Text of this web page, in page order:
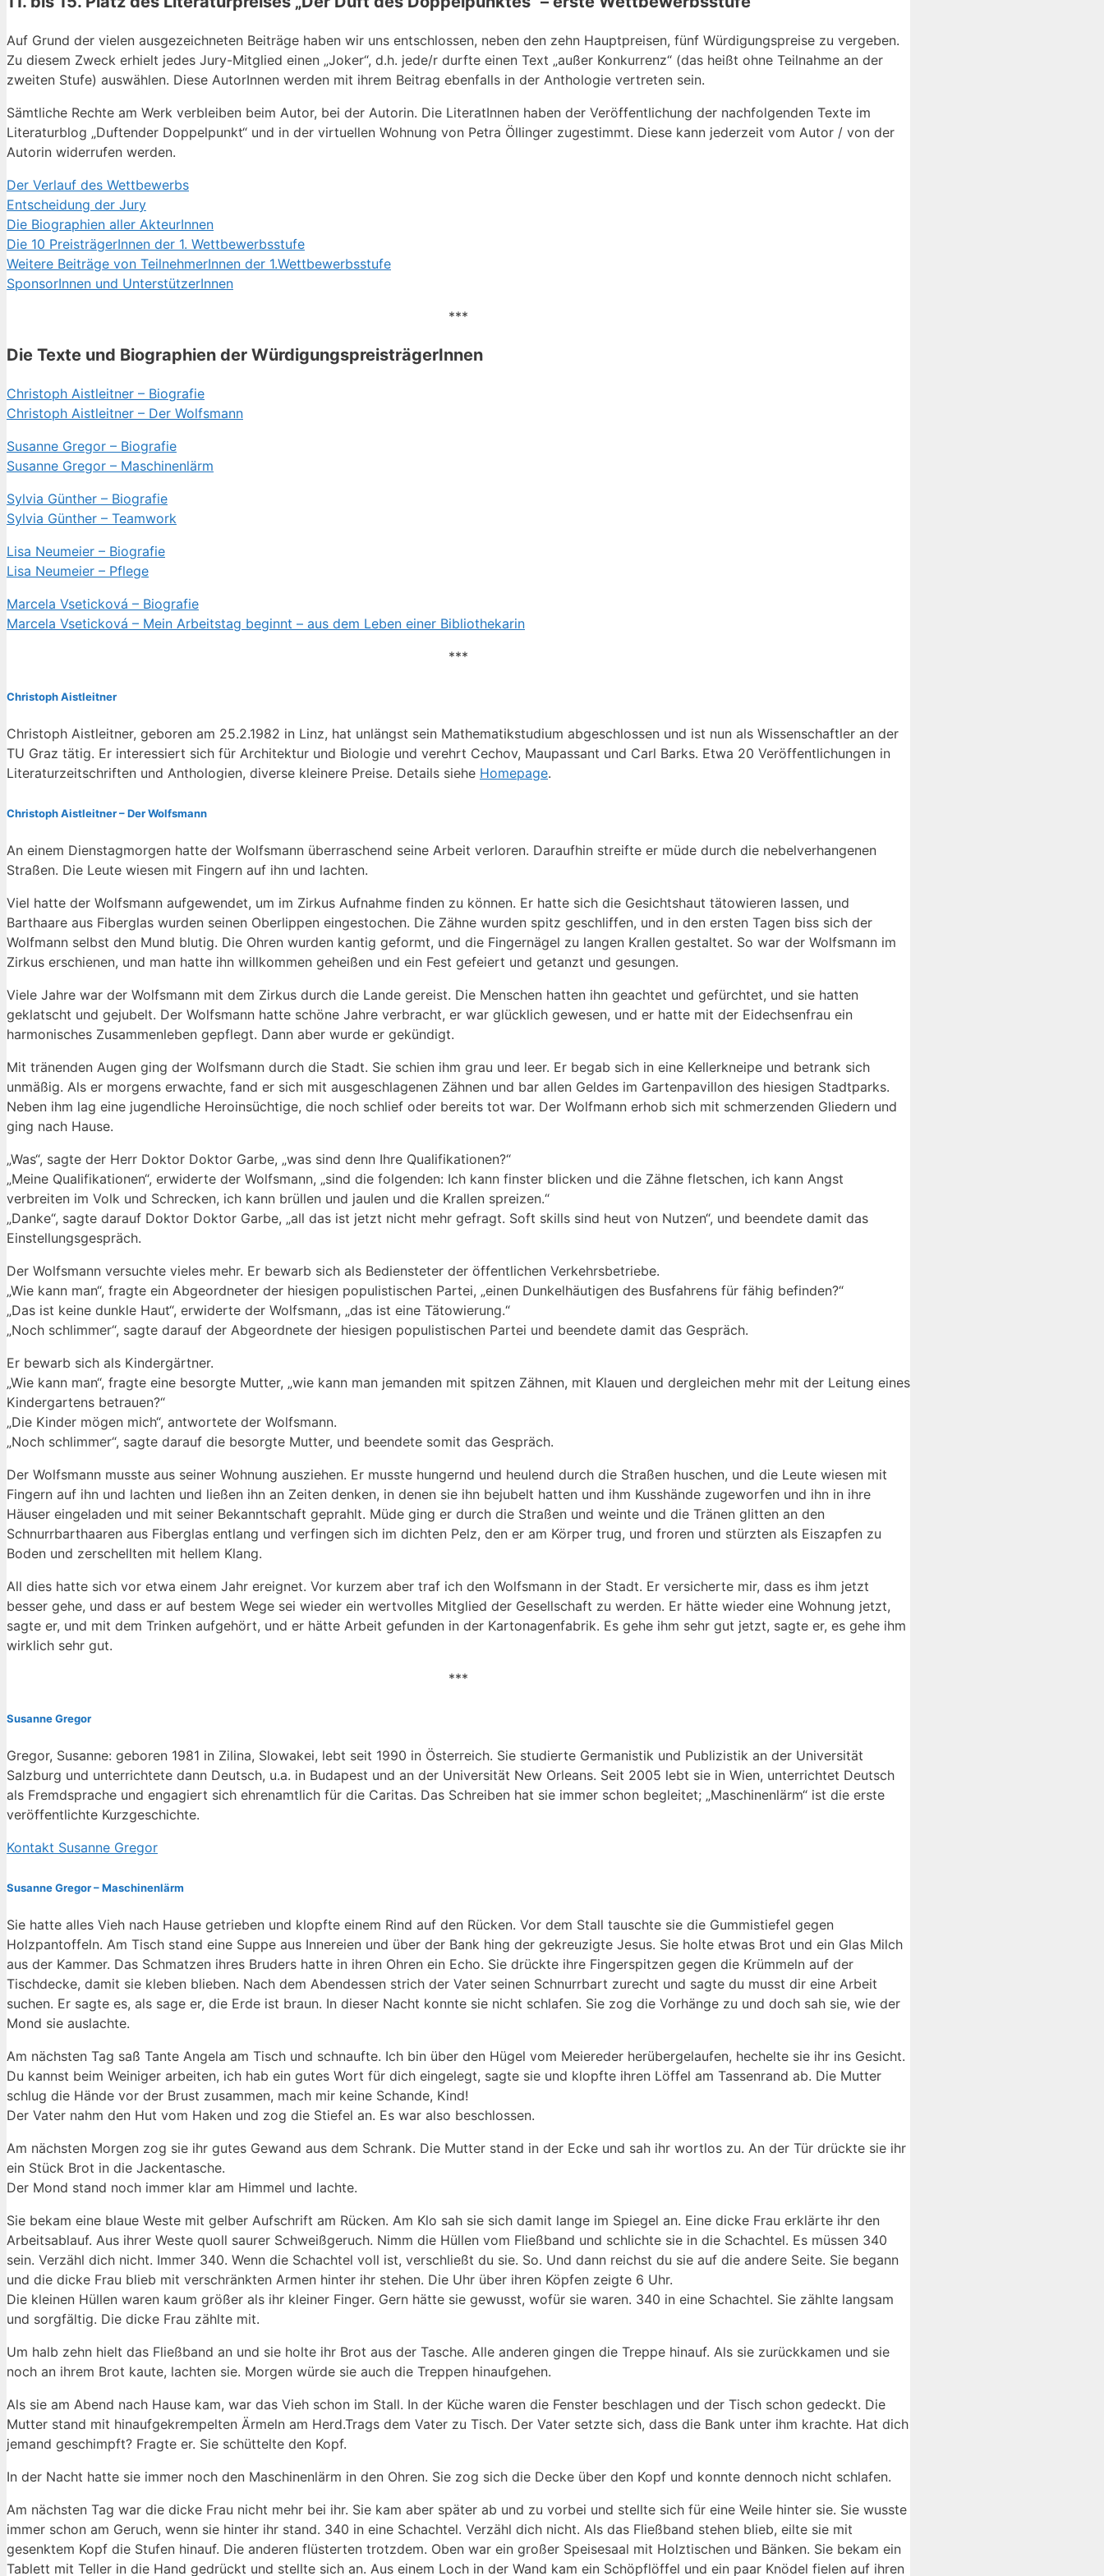
Auf Grund der vielen ausgezeichneten Beiträge haben wir uns entschlossen, neben den zehn Hauptpreisen, fünf Würdigungspreise zu vergeben.
Zu diesem Zweck erhielt jedes Jury-Mitglied einen „Joker“, d.h. jede/r durfte einen Text „außer Konkurrenz“ (das heißt ohne Teilnahme an der
zweiten Stufe) auswählen. Diese AutorInnen werden mit ihrem Beitrag ebenfalls in der Anthologie vertreten sein.
Sämtliche Rechte am Werk verbleiben beim Autor, bei der Autorin. Die LiteratInnen haben der Veröffentlichung der nachfolgenden Texte im
Literaturblog „Duftender Doppelpunkt“ und in der virtuellen Wohnung von Petra Öllinger zugestimmt. Diese kann jederzeit vom Autor / von der
Autorin widerrufen werden.
Der Verlauf des Wettbewerbs
Entscheidung der Jury
Die Biographien aller AkteurInnen
Die 10 PreisträgerInnen der 1. Wettbewerbsstufe
Weitere Beiträge von TeilnehmerInnen der 1.Wettbewerbsstufe
SponsorInnen und UnterstützerInnen
***
Die Texte und Biographien der WürdigungspreisträgerInnen
Christoph Aistleitner – Biografie
Christoph Aistleitner – Der Wolfsmann
Susanne Gregor – Biografie
Susanne Gregor – Maschinenlärm
Sylvia Günther – Biografie
Sylvia Günther – Teamwork
Lisa Neumeier – Biografie
Lisa Neumeier – Pflege
Marcela Vseticková – Biografie
Marcela Vseticková – Mein Arbeitstag beginnt – aus dem Leben einer Bibliothekarin
***
Christoph Aistleitner
Christoph Aistleitner, geboren am 25.2.1982 in Linz, hat unlängst sein Mathematikstudium abgeschlossen und ist nun als Wissenschaftler an der
TU Graz tätig. Er interessiert sich für Architektur und Biologie und verehrt Cechov, Maupassant und Carl Barks. Etwa 20 Veröffentlichungen in
Literaturzeitschriften und Anthologien, diverse kleinere Preise. Details siehe Homepage.
Christoph Aistleitner – Der Wolfsmann
An einem Dienstagmorgen hatte der Wolfsmann überraschend seine Arbeit verloren. Daraufhin streifte er müde durch die nebelverhangenen
Straßen. Die Leute wiesen mit Fingern auf ihn und lachten.
Viel hatte der Wolfsmann aufgewendet, um im Zirkus Aufnahme finden zu können. Er hatte sich die Gesichtshaut tätowieren lassen, und
Barthaare aus Fiberglas wurden seinen Oberlippen eingestochen. Die Zähne wurden spitz geschliffen, und in den ersten Tagen biss sich der
Wolfmann selbst den Mund blutig. Die Ohren wurden kantig geformt, und die Fingernägel zu langen Krallen gestaltet. So war der Wolfsmann im
Zirkus erschienen, und man hatte ihn willkommen geheißen und ein Fest gefeiert und getanzt und gesungen.
Viele Jahre war der Wolfsmann mit dem Zirkus durch die Lande gereist. Die Menschen hatten ihn geachtet und gefürchtet, und sie hatten
geklatscht und gejubelt. Der Wolfsmann hatte schöne Jahre verbracht, er war glücklich gewesen, und er hatte mit der Eidechsenfrau ein
harmonisches Zusammenleben gepflegt. Dann aber wurde er gekündigt.
Mit tränenden Augen ging der Wolfsmann durch die Stadt. Sie schien ihm grau und leer. Er begab sich in eine Kellerkneipe und betrank sich
unmäßig. Als er morgens erwachte, fand er sich mit ausgeschlagenen Zähnen und bar allen Geldes im Gartenpavillon des hiesigen Stadtparks.
Neben ihm lag eine jugendliche Heroinsüchtige, die noch schlief oder bereits tot war. Der Wolfmann erhob sich mit schmerzenden Gliedern und
ging nach Hause.
„Was“, sagte der Herr Doktor Doktor Garbe, „was sind denn Ihre Qualifikationen?“
„Meine Qualifikationen“, erwiderte der Wolfsmann, „sind die folgenden: Ich kann finster blicken und die Zähne fletschen, ich kann Angst
verbreiten im Volk und Schrecken, ich kann brüllen und jaulen und die Krallen spreizen.“
„Danke“, sagte darauf Doktor Doktor Garbe, „all das ist jetzt nicht mehr gefragt. Soft skills sind heut von Nutzen“, und beendete damit das
Einstellungsgespräch.
Der Wolfsmann versuchte vieles mehr. Er bewarb sich als Bediensteter der öffentlichen Verkehrsbetriebe.
„Wie kann man“, fragte ein Abgeordneter der hiesigen populistischen Partei, „einen Dunkelhäutigen des Busfahrens für fähig befinden?“
„Das ist keine dunkle Haut“, erwiderte der Wolfsmann, „das ist eine Tätowierung.“
„Noch schlimmer“, sagte darauf der Abgeordnete der hiesigen populistischen Partei und beendete damit das Gespräch.
Er bewarb sich als Kindergärtner.
„Wie kann man“, fragte eine besorgte Mutter, „wie kann man jemanden mit spitzen Zähnen, mit Klauen und dergleichen mehr mit der Leitung eines
Kindergartens betrauen?“
„Die Kinder mögen mich“, antwortete der Wolfsmann.
„Noch schlimmer“, sagte darauf die besorgte Mutter, und beendete somit das Gespräch.
Der Wolfsmann musste aus seiner Wohnung ausziehen. Er musste hungernd und heulend durch die Straßen huschen, und die Leute wiesen mit
Fingern auf ihn und lachten und ließen ihn an Zeiten denken, in denen sie ihn bejubelt hatten und ihm Kusshände zugeworfen und ihn in ihre
Häuser eingeladen und mit seiner Bekanntschaft geprahlt. Müde ging er durch die Straßen und weinte und die Tränen glitten an den
Schnurrbarthaaren aus Fiberglas entlang und verfingen sich im dichten Pelz, den er am Körper trug, und froren und stürzten als Eiszapfen zu
Boden und zerschellten mit hellem Klang.
All dies hatte sich vor etwa einem Jahr ereignet. Vor kurzem aber traf ich den Wolfsmann in der Stadt. Er versicherte mir, dass es ihm jetzt
besser gehe, und dass er auf bestem Wege sei wieder ein wertvolles Mitglied der Gesellschaft zu werden. Er hätte wieder eine Wohnung jetzt,
sagte er, und mit dem Trinken aufgehört, und er hätte Arbeit gefunden in der Kartonagenfabrik. Es gehe ihm sehr gut jetzt, sagte er, es gehe ihm
wirklich sehr gut.
***
Susanne Gregor
Gregor, Susanne: geboren 1981 in Zilina, Slowakei, lebt seit 1990 in Österreich. Sie studierte Germanistik und Publizistik an der Universität
Salzburg und unterrichtete dann Deutsch, u.a. in Budapest und an der Universität New Orleans. Seit 2005 lebt sie in Wien, unterrichtet Deutsch
als Fremdsprache und engagiert sich ehrenamtlich für die Caritas. Das Schreiben hat sie immer schon begleitet; „Maschinenlärm“ ist die erste
veröffentlichte Kurzgeschichte.
Kontakt Susanne Gregor
Susanne Gregor – Maschinenlärm
Sie hatte alles Vieh nach Hause getrieben und klopfte einem Rind auf den Rücken. Vor dem Stall tauschte sie die Gummistiefel gegen
Holzpantoffeln. Am Tisch stand eine Suppe aus Innereien und über der Bank hing der gekreuzigte Jesus. Sie holte etwas Brot und ein Glas Milch
aus der Kammer. Das Schmatzen ihres Bruders hatte in ihren Ohren ein Echo. Sie drückte ihre Fingerspitzen gegen die Krümmeln auf der
Tischdecke, damit sie kleben blieben. Nach dem Abendessen strich der Vater seinen Schnurrbart zurecht und sagte du musst dir eine Arbeit
suchen. Er sagte es, als sage er, die Erde ist braun. In dieser Nacht konnte sie nicht schlafen. Sie zog die Vorhänge zu und doch sah sie, wie der
Mond sie auslachte.
Am nächsten Tag saß Tante Angela am Tisch und schnaufte. Ich bin über den Hügel vom Meiereder herübergelaufen, hechelte sie ihr ins Gesicht.
Du kannst beim Weiniger arbeiten, ich hab ein gutes Wort für dich eingelegt, sagte sie und klopfte ihren Löffel am Tassenrand ab. Die Mutter
schlug die Hände vor der Brust zusammen, mach mir keine Schande, Kind!
Der Vater nahm den Hut vom Haken und zog die Stiefel an. Es war also beschlossen.
Am nächsten Morgen zog sie ihr gutes Gewand aus dem Schrank. Die Mutter stand in der Ecke und sah ihr wortlos zu. An der Tür drückte sie ihr
ein Stück Brot in die Jackentasche.
Der Mond stand noch immer klar am Himmel und lachte.
Sie bekam eine blaue Weste mit gelber Aufschrift am Rücken. Am Klo sah sie sich damit lange im Spiegel an. Eine dicke Frau erklärte ihr den
Arbeitsablauf. Aus ihrer Weste quoll saurer Schweißgeruch. Nimm die Hüllen vom Fließband und schlichte sie in die Schachtel. Es müssen 340
sein. Verzähl dich nicht. Immer 340. Wenn die Schachtel voll ist, verschließt du sie. So. Und dann reichst du sie auf die andere Seite. Sie begann
und die dicke Frau blieb mit verschränkten Armen hinter ihr stehen. Die Uhr über ihren Köpfen zeigte 6 Uhr.
Die kleinen Hüllen waren kaum größer als ihr kleiner Finger. Gern hätte sie gewusst, wofür sie waren. 340 in eine Schachtel. Sie zählte langsam
und sorgfältig. Die dicke Frau zählte mit.
Um halb zehn hielt das Fließband an und sie holte ihr Brot aus der Tasche. Alle anderen gingen die Treppe hinauf. Als sie zurückkamen und sie
noch an ihrem Brot kaute, lachten sie. Morgen würde sie auch die Treppen hinaufgehen.
Als sie am Abend nach Hause kam, war das Vieh schon im Stall. In der Küche waren die Fenster beschlagen und der Tisch schon gedeckt. Die
Mutter stand mit hinaufgekrempelten Ärmeln am Herd.Trags dem Vater zu Tisch. Der Vater setzte sich, dass die Bank unter ihm krachte. Hat dich
jemand geschimpft? Fragte er. Sie schüttelte den Kopf.
In der Nacht hatte sie immer noch den Maschinenlärm in den Ohren. Sie zog sich die Decke über den Kopf und konnte dennoch nicht schlafen.
Am nächsten Tag war die dicke Frau nicht mehr bei ihr. Sie kam aber später ab und zu vorbei und stellte sich für eine Weile hinter sie. Sie wusste
immer schon am Geruch, wenn sie hinter ihr stand. 340 in eine Schachtel. Verzähl dich nicht. Als das Fließband stehen blieb, eilte sie mit
gesenktem Kopf die Stufen hinauf. Die anderen flüsterten trotzdem. Oben war ein großer Speisesaal mit Holztischen und Bänken. Sie bekam ein
Tablett mit Teller in die Hand gedrückt und stellte sich an. Aus einem Loch in der Wand kam ein Schöpflöffel und ein paar Knödel fielen auf ihren